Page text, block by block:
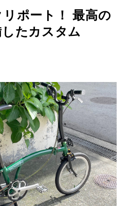
ポート！ 最高の
たカスタム